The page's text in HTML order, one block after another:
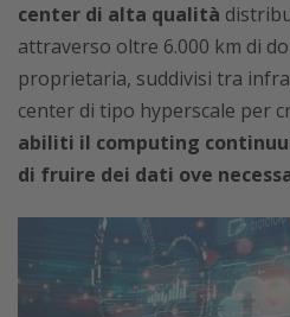
center di alta qualità
attraverso oltre 6.000 km di
proprietaria, suddivisi tra
center di tipo hyperscale per
abiliti il computing
di fruire dei dati ove